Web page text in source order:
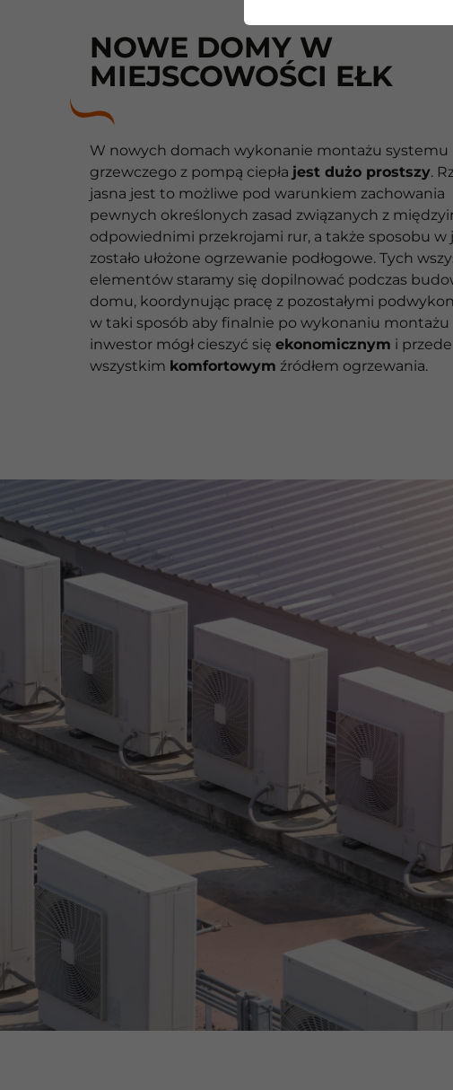
NOWE DOMY W
MIEJSCOWOŚCI EŁK
W nowych domach wykonanie montażu systemu
grzewczego z pompą ciepła jest dużo prostszy.
jasna jest to możliwe pod warunkiem zachowania
pewnych określonych zasad związanych z
odpowiednimi przekrojami rur, a także sposobu w
zostało ułożone ogrzewanie podłogowe. Tych
elementów staramy się dopilnować podczas
domu, koordynując pracę z pozostałymi
w taki sposób aby finalnie po wykonaniu montażu
inwestor mógł cieszyć się ekonomicznym i przede
wszystkim komfortowym źródłem ogrzewania.